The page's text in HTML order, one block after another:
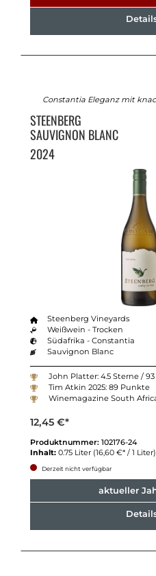
Constantia Eleganz mit
STEENBERG
SAUVIGNON BLANC
2024
Steenberg Vineyards
Weißwein - Trocken
Südafrika - Constantia
Sauvignon Blanc
John Platter: 4.5 Sterne /
Tim Atkin 2025: 89 Punkte
Winemagazine South
12,45 €*
Produktnummer: 102176-24
Inhalt: 0.75 Liter (16,60 €* / 1 Liter)
Derzeit nicht verfügbar
aktueller